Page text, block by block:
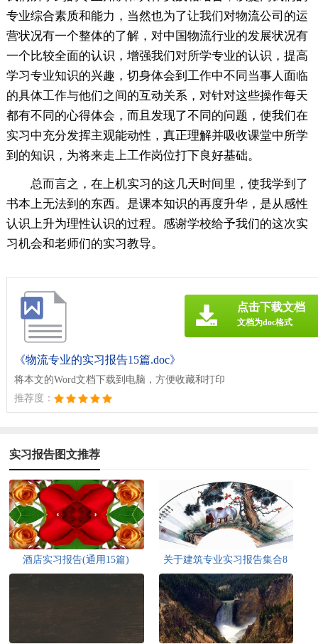
专业综合素质和能力，当然也为了让我们对物流公司的运
营状况有一个整体的了解，对中国物流行业的发展状况有
一个比较全面的认识，增强我们对所学专业的认识，提高
学习专业知识的兴趣，切身体会到工作中不同当事人面临
的具体工作与他们之间的互动关系，对针对这些操作每天
都有不同的心得体会，而且发现了不同的问题，使我们在
实习中充分发挥主观能动性，真正理解并吸收课堂中所学
到的知识，为将来走上工作岗位打下良好基础。
总而言之，在上机实习的这几天时间里，使我学到了
书本上无法到的东西。是课本知识的再度升华，是从感性
认识上升为理性认识的过程。感谢学校给予我们的这次实
习机会和老师们的实习教导。
《物流专业的实习报告15篇.doc》
将本文的Word文档下载到电脑，方便收藏和打印
推荐度：
点击下载文档
文档为doc格式
实习报告图文推荐
酒店实习报告(通用15篇)
关于建筑专业实习报告集合8
篇